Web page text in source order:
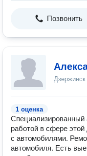
Позвонить
Дзержинск
1 оценка
работой в сфере
с автомобилями.
автомобиля. Есть